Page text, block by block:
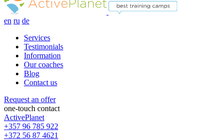
en ru de
Services
Testimonials
Information
Our coaches
Blog
Contact us
Request an offer
one-touch contact
ActivePlanet
+357 96 785 922
+372 56 87 4621